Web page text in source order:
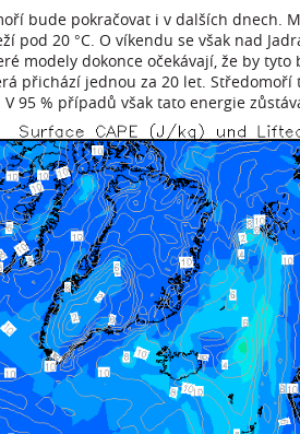
bude pokračovat i v dalších
pod 20 °C. O víkendu se však nad
modely dokonce očekávají, že by
přichází jednou za 20 let.
95 % případů však tato energie